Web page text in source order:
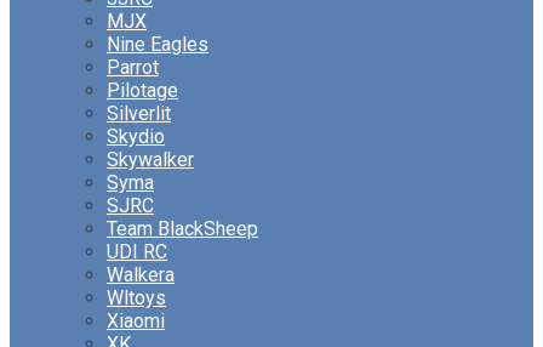
MJX
Nine Eagles
Parrot
Pilotage
Silverlit
Skydio
Skywalker
Syma
SJRC
Team BlackSheep
UDI RC
Walkera
Wltoys
Xiaomi